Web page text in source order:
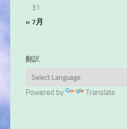
31
« 7月
翻訳
Powered by Translate